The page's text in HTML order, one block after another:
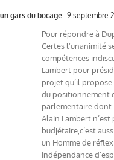
un gars du bocage 9 septembre
Pour répondre à
Certes l’unanimité
compétences
Lambert pour
projet qu’il propose
du positionnement
parlementaire dont
Alain Lambert n’est
budjétaire,c’est
un Homme de
indépendance